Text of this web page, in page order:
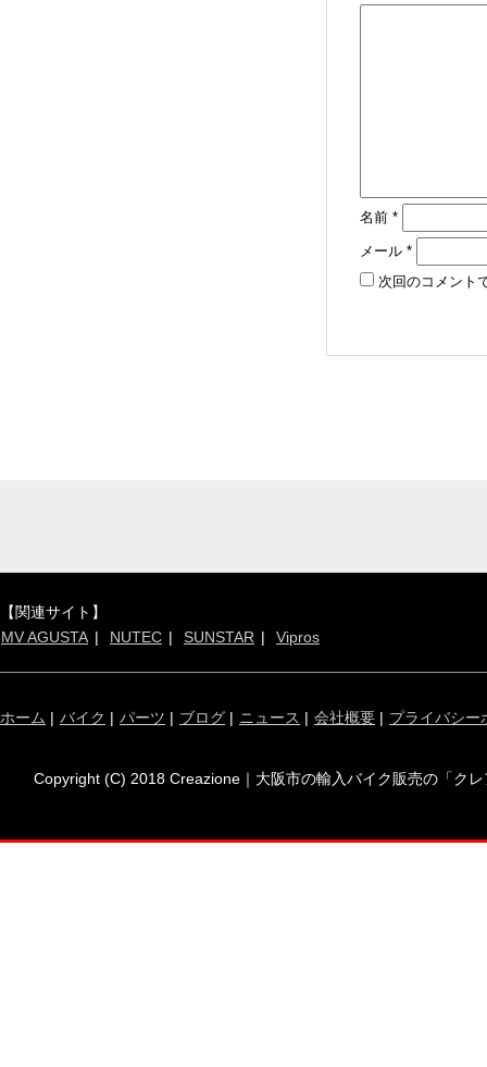
名前 *
メール *
次回のコメント
【関連サイト】
MV AGUSTA
NUTEC SUNSTAR Vipros
ホーム | バイク | パーツ | ブログ | ニュース | 会社概要 | プライバシー
Copyright (C) 2018 Creazione｜大阪市の輸入バイク販売の「ク